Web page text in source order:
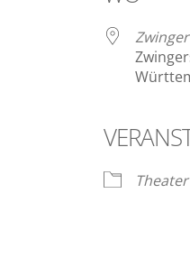
Zwinger
Theater